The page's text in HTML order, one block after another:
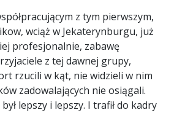
z tym pierwszym,
wciąż w Jekaterynburgu, już
profesjonalnie, zabawę
z tej dawnej grupy,
rzucili w kąt, nie widzieli w nim
zadowalających nie osiągali.
lepszy i lepszy. I trafił do kadry